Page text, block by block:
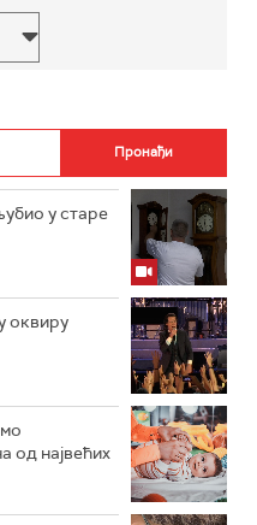
у старе
оквиру
од највећих